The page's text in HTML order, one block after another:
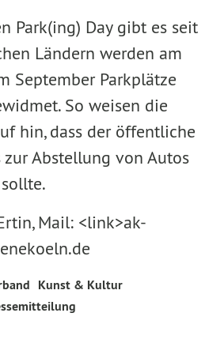
Park(ing) Day gibt es seit
Ländern werden am
September Parkplätze
So weisen die
hin, dass der öffentliche
zur Abstellung von Autos
Mail: <link>ak-
Kunst & Kultur